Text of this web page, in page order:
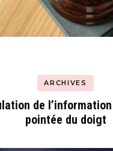
ARCHIVES
de
pointée du doigt